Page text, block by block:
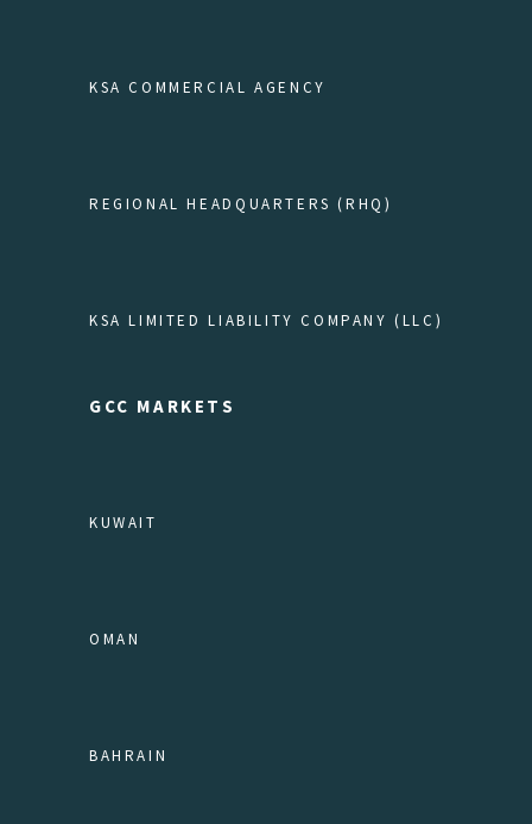
KSA COMMERCIAL AGENCY
REGIONAL HEADQUARTERS (RHQ)
KSA LIMITED LIABILITY COMPANY (LLC)
GCC MARKETS
KUWAIT
OMAN
BAHRAIN